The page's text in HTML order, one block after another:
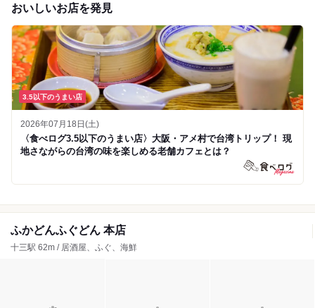
おいしいお店を発見
3.5以下のうまい店
2026年07月18日(土)
〈食べログ3.5以下のうまい店〉大阪・アメ村で台湾トリップ！ 現
地さながらの台湾の味を楽しめる老舗カフェとは？
ふかどんふぐどん 本店
十三駅 62m / 居酒屋、ふぐ、海鮮